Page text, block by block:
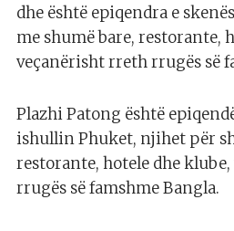
dhe është epiqendra e
me shumë bare, restorante,
veçanërisht rreth rrugës së
Plazhi Patong është
ishullin Phuket, njihet për
restorante, hotele dhe
rrugës së famshme Bangla.